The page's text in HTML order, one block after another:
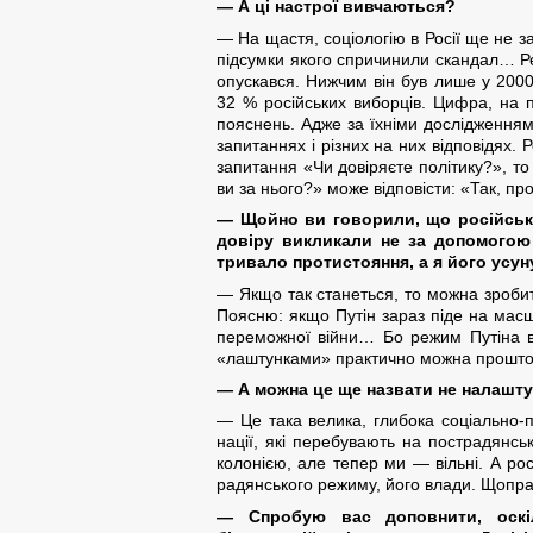
— А ці настрої вивчаються?
— На щастя, соціологію в Росії ще не
підсумки якого спричинили скандал…
опускався. Нижчим він був лише у
32 % російських виборців. Цифра, на
пояснень. Адже за їхніми
запитаннях і різних на них
запитання «Чи довіряєте політику?»,
ви за нього?» може відповісти: «Так,
— Щойно ви говорили, що
довіру викликали не за
тривало протистояння, а я його
— Якщо так станеться, то можна
Поясню: якщо Путін зараз піде на
переможної війни… Бо режим Путіна
«лаштунками» практично можна
— А можна це ще назвати не
— Це така велика, глибока соціально-
нації, які перебувають на
колонією, але тепер ми — вільні. А
радянського режиму, його влади.
— Спробую вас доповнити,